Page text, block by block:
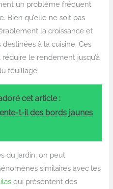
un problème fréquent
Bien qu’elle ne soit pas
la croissance et
à la cuisine. Ces
le rendement jusqu’à
feuillage.
cet article :
t-il des bords jaunes
du jardin, on peut
similaires avec les
qui présentent des